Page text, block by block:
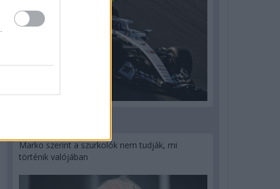
Marko szerint a szurkolók nem tudják, mi
történik valójában